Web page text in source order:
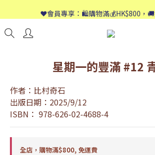
📱歡迎WhatsApp查詢：9558
❤️會員專享：🛍購物滿💰HK$800，
📱歡迎WhatsApp查詢：9558
星期一的豐滿 #12
作者：比村奇石
出版日期：2025/9/12
ISBN： 978-626-02-4688-4
全店，購物滿$800, 免運費